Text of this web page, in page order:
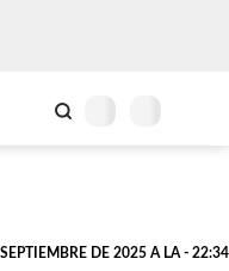
DE 2025 A LA - 22:34